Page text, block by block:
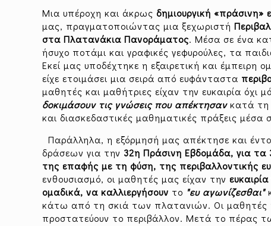
Μια υπέροχη και άκρωςδημιουργική «πράσινη»
μας, πραγματοποιώντας μια ξεχωριστή
στα Πλατανάκια Πανοράματος. Μέσα σε ένα
ήσυχο ποτάμι και γραφικές γεφυρούλες, τα
Εκεί μας υποδέχτηκε η εξαιρετική και έμπειρη
είχε ετοιμάσει μια σειρά από ευφάνταστα
μαθητές και μαθήτριες είχαν την ευκαιρία όχι
δοκιμάσουν τις γνώσεις που απέκτησανκατά τη
και διασκεδαστικές μαθηματικές πράξεις μέσα
Παράλληλα, η εξόρμησή μας απέκτησε και
δράσεων για την 32η Πράσινη Εβδομάδα, για τα
της επαφής με τη φύση, της περιβαλλοντικής
ενθουσιασμό, οι μαθητές μας είχαν την
ομαδικά, να καλλιεργήσουν το "ευ αγωνίζεσθαι"
κάτω από τη σκιά των πλατανιών. Οι μαθητές
προστατεύουν το περιβάλλον. Μετά το πέρας